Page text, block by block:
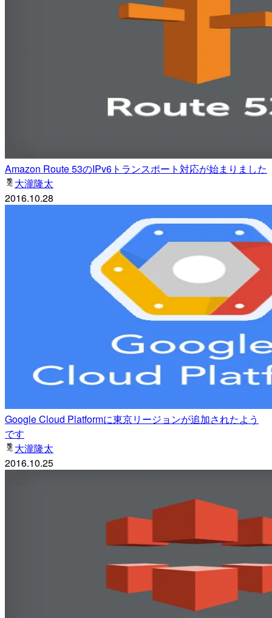
Amazon Route 53のIPv6トランスポート対応が始まりました
大瀧隆太
2016.10.28
Google Cloud Platformに東京リージョンが追加されたよう
です
大瀧隆太
2016.10.25